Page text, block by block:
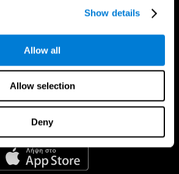
Show details
Allow all
Allow selection
Deny
Εφαρμογή CogniFit